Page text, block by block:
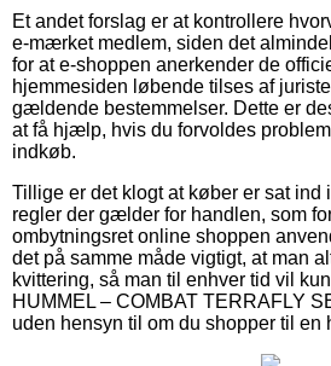
Et andet forslag er at kontrollere
e-mærket medlem, siden det
for at e-shoppen anerkender de
hjemmesiden løbende tilses af
gældende bestemmelser. Dette er
at få hjælp, hvis du forvoldes
indkøb.
Tillige er det klogt at køber er sat ind
regler der gælder for handlen, som
ombytningsret online shoppen
det på samme måde vigtigt, at man
kvittering, så man til enhver tid vil
HUMMEL – COMBAT TERRAFLY
uden hensyn til om du shopper til en